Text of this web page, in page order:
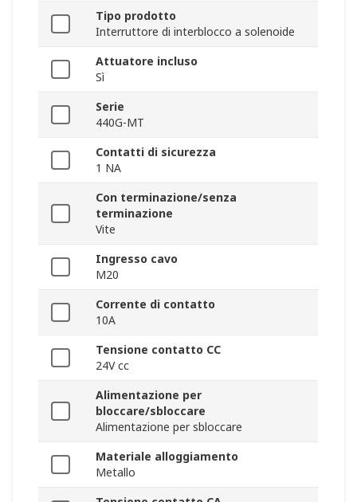
Tipo prodotto
Interruttore di interblocco a solenoide
Attuatore incluso
Sì
Serie
440G-MT
Contatti di sicurezza
1 NA
Con terminazione/senza
terminazione
Vite
Ingresso cavo
M20
Corrente di contatto
10A
Tensione contatto CC
24V cc
Alimentazione per
bloccare/sbloccare
Alimentazione per sbloccare
Materiale alloggiamento
Metallo